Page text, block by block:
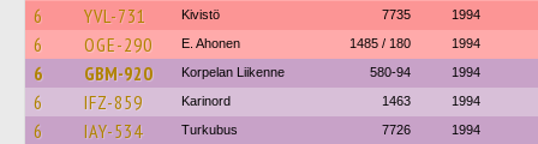
6 YVL-731 Kivistö 7735 1994
6 OGE-290 E. Ahonen 1485 / 180 1994
6 GBM-920 Korpelan Liikenne 580-94 1994
6 IFZ-859 Karinord 1463 1994
6 IAY-534 Turkubus 7726 1994